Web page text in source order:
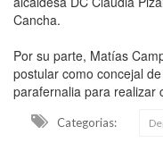
Cancha.
Por su parte, Matías
postular como concejal
parafernalia para realizar
Categorias: